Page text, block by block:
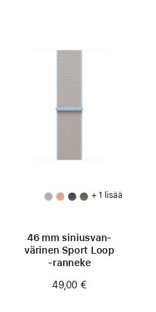
+ 1 lisää
46 mm siniusvan­
värinen Sport Loop
‑ranneke
49,00 €